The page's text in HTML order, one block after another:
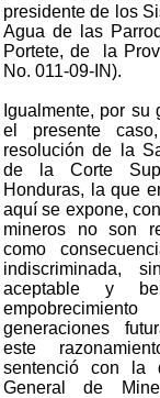
presidente de los
Agua de las
Portete, de la
No. 011-09-IN).
Igualmente, por su
el presente
resolución de la
de la Corte
Honduras, la que
aquí se expone,
mineros no son
como
indiscriminada,
aceptable y
generaciones
este
sentenció con la
General de